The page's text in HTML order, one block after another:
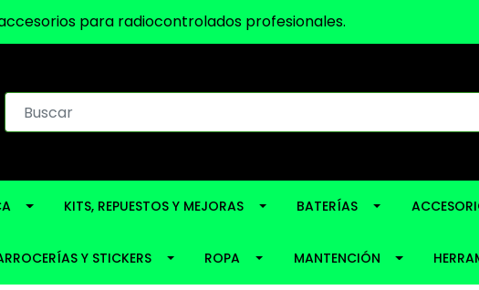
para radiocontrolados profesionales.
KITS, REPUESTOS Y MEJORAS BATERÍAS
Y STICKERS ROPA MANTENCIÓN